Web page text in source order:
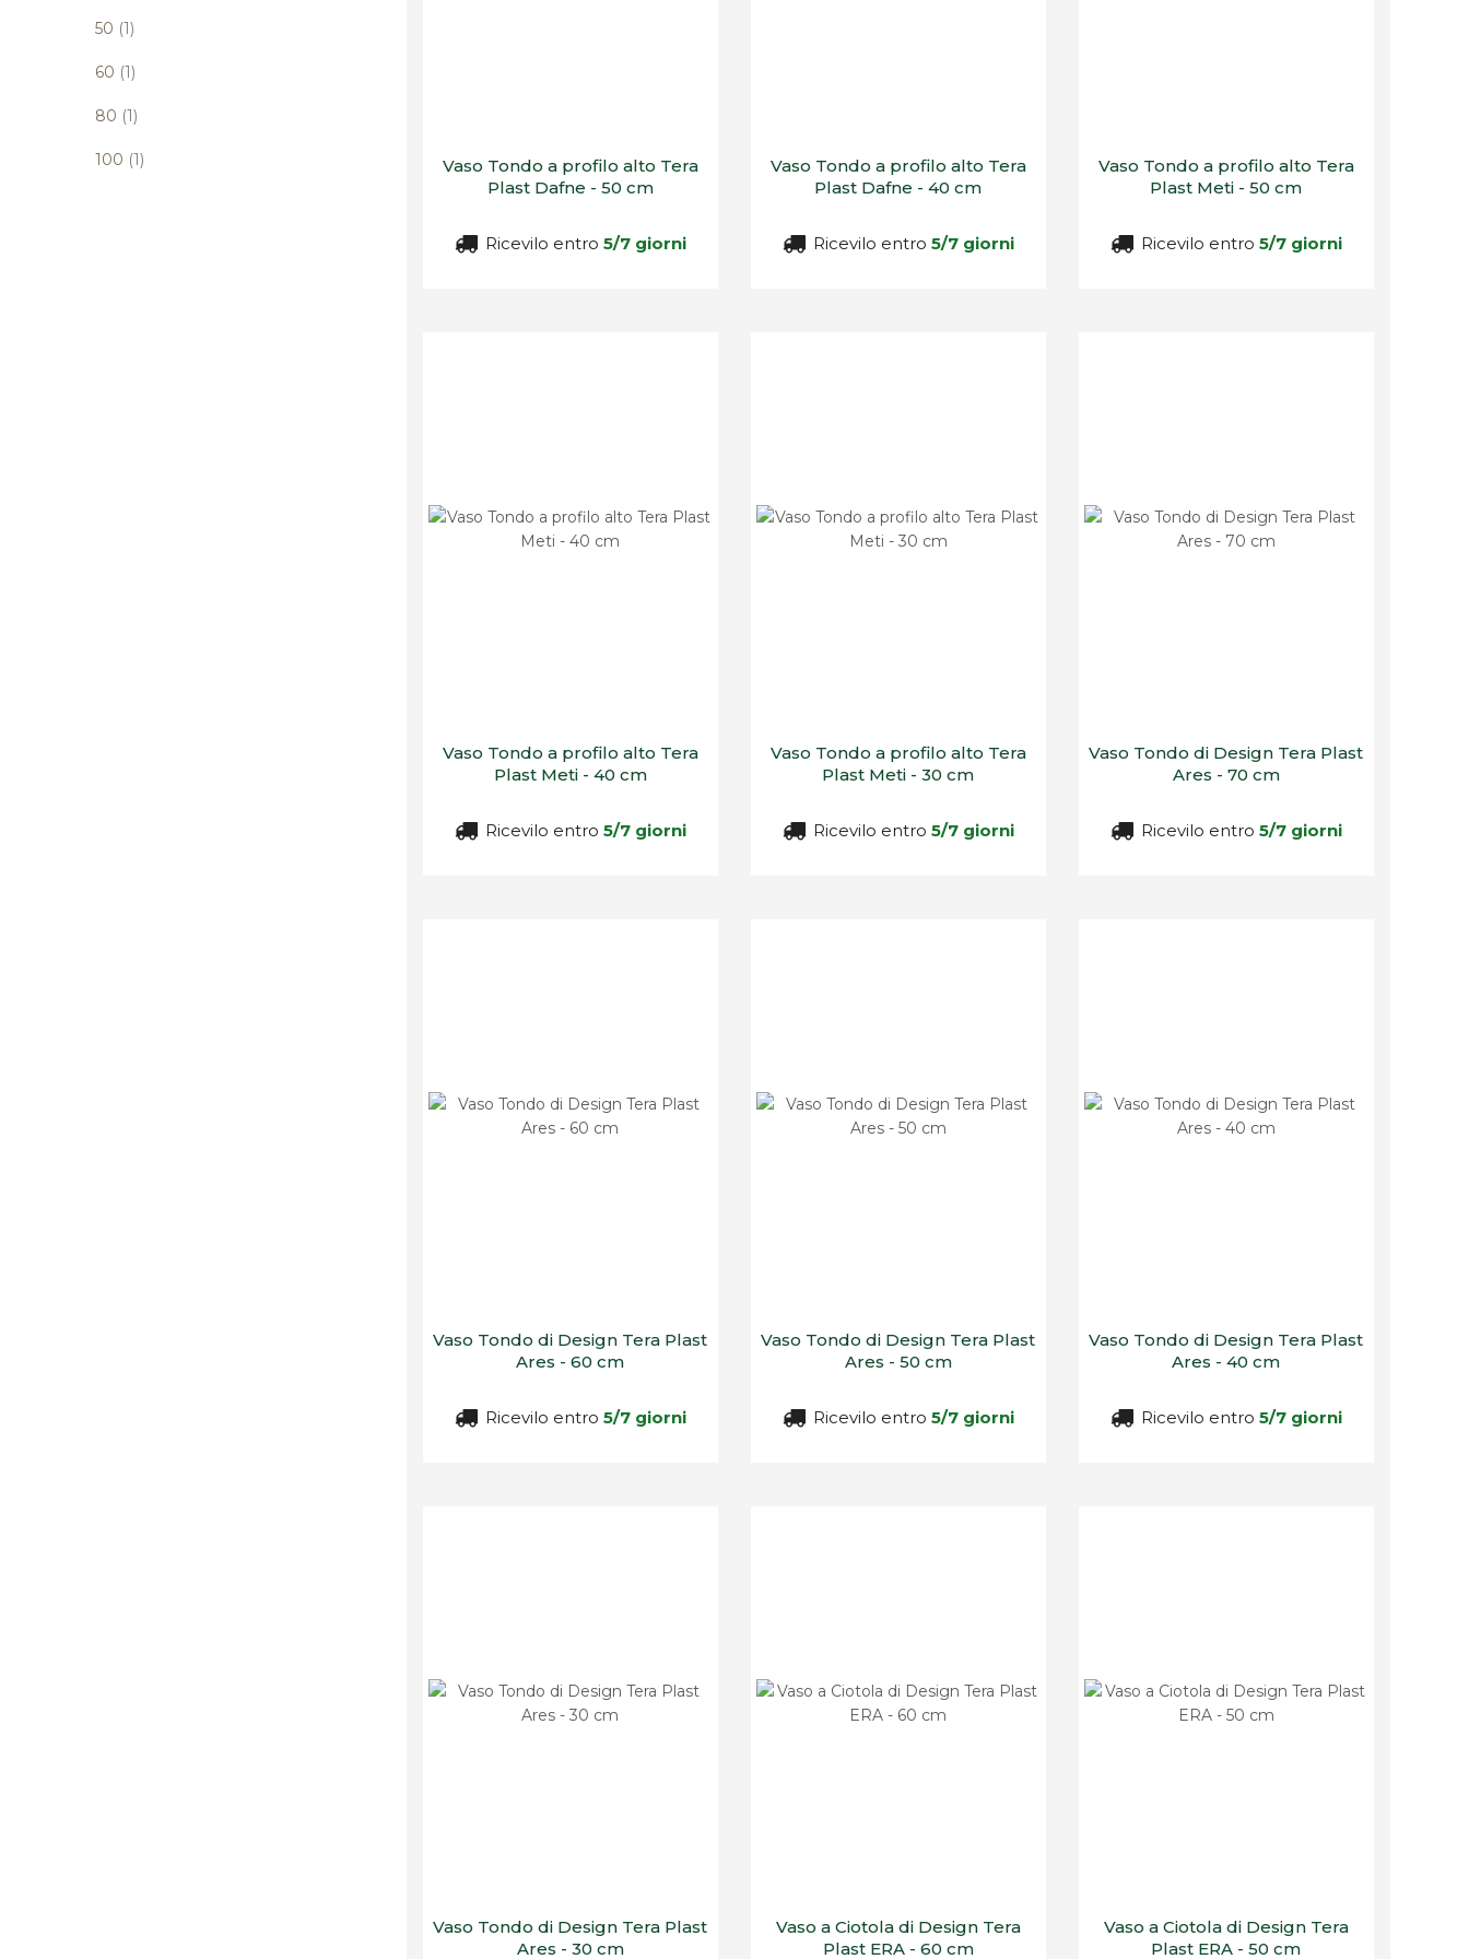
50 1elemento
60 1elemento
80 1elemento
100 1elemento
Vaso Tondo a profilo alto Tera
Plast Dafne - 50 cm
Ricevilo entro 5/7 giorni
Vaso Tondo a profilo alto Tera
Plast Dafne - 40 cm
Ricevilo entro 5/7 giorni
Vaso Tondo a profilo alto Tera
Plast Meti - 50 cm
Ricevilo entro 5/7 giorni
Vaso Tondo a profilo alto Tera
Plast Meti - 40 cm
Ricevilo entro 5/7 giorni
Vaso Tondo a profilo alto Tera
Plast Meti - 30 cm
Ricevilo entro 5/7 giorni
Vaso Tondo di Design Tera Plast
Ares - 70 cm
Ricevilo entro 5/7 giorni
Vaso Tondo di Design Tera Plast
Ares - 60 cm
Ricevilo entro 5/7 giorni
Vaso Tondo di Design Tera Plast
Ares - 50 cm
Ricevilo entro 5/7 giorni
Vaso Tondo di Design Tera Plast
Ares - 40 cm
Ricevilo entro 5/7 giorni
Vaso Tondo di Design Tera Plast
Ares - 30 cm
Vaso a Ciotola di Design Tera
Plast ERA - 60 cm
Vaso a Ciotola di Design Tera
Plast ERA - 50 cm